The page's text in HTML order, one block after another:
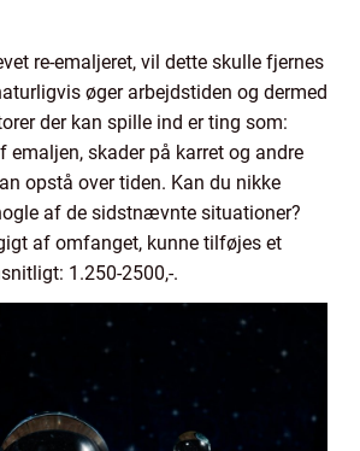
re-emaljeret, vil dette skulle fjernes
øger arbejdstiden og dermed
der kan spille ind er ting som:
emaljen, skader på karret og andre
opstå over tiden. Kan du nikke
af de sidstnævnte situationer?
af omfanget, kunne tilføjes et
1.250-2500,-.